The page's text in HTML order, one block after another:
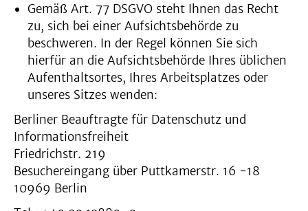
Gemäß Art. 77 DSGVO steht Ihnen das Recht
zu, sich bei einer Aufsichtsbehörde zu
beschweren. In der Regel können Sie sich
hierfür an die Aufsichtsbehörde Ihres üblichen
Aufenthaltsortes, Ihres Arbeitsplatzes oder
unseres Sitzes wenden:
Berliner Beauftragte für Datenschutz und
Informationsfreiheit
Friedrichstr. 219
Besuchereingang über Puttkamerstr. 16 -18
10969 Berlin